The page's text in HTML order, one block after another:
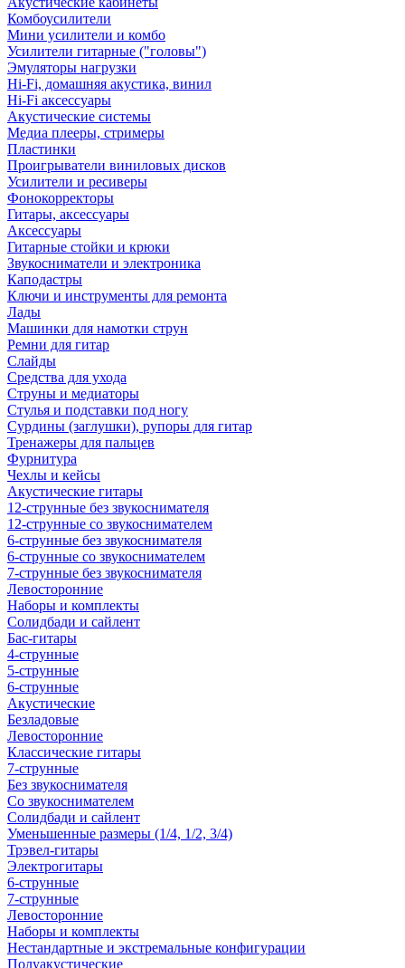
Комбоусилители
Мини усилители и комбо
Усилители гитарные ("головы")
Эмуляторы нагрузки
Hi-Fi, домашняя акустика, винил
Hi-Fi аксессуары
Акустические системы
Медиа плееры, стримеры
Пластинки
Проигрыватели виниловых дисков
Усилители и ресиверы
Фонокорректоры
Гитары, аксессуары
Аксессуары
Гитарные стойки и крюки
Звукосниматели и электроника
Каподастры
Ключи и инструменты для ремонта
Лады
Машинки для намотки струн
Ремни для гитар
Слайды
Средства для ухода
Струны и медиаторы
Стулья и подставки под ногу
Сурдины (заглушки), рупоры для гитар
Тренажеры для пальцев
Фурнитура
Чехлы и кейсы
Акустические гитары
12-струнные без звукоснимателя
12-струнные со звукоснимателем
6-струнные без звукоснимателя
6-струнные со звукоснимателем
7-струнные без звукоснимателя
Левосторонние
Наборы и комплекты
Солидбади и сайлент
Бас-гитары
4-струнные
5-струнные
6-струнные
Акустические
Безладовые
Левосторонние
Классические гитары
7-струнные
Без звукоснимателя
Со звукоснимателем
Солидбади и сайлент
Уменьшенные размеры (1/4, 1/2, 3/4)
Трэвел-гитары
Электрогитары
6-струнные
7-струнные
Левосторонние
Наборы и комплекты
Нестандартные и экстремальные конфигурации
Полуакустические